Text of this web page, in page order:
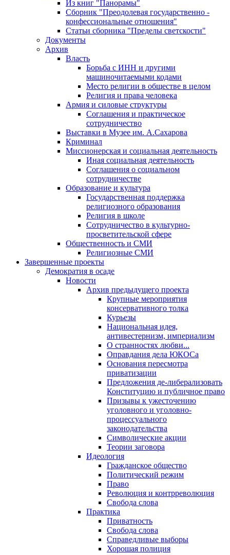
Из книг "Панорамы"
Сборник "Преодолевая государственно -
конфессиональные отношения"
Статьи сборника "Пределы светскости"
Документы
Архив
Власть
Борьба с ИНН и другими
машиночитаемыми кодами
Место религии в обществе в целом
Религия и права человека
Армия и силовые структуры
Соглашения и практическое
сотрудничество
Выставки в Музее им. А.Сахарова
Криминал
Миссионерская и социальная деятельность
Иная социальная деятельность
Соглашения о социальном
сотрудничестве
Образование и культура
Государственная поддержка
религиозного образования
Религия в школе
Сотрудничество в культурно-
просветительской сфере
Общественность и СМИ
Религиозные СМИ
Завершенные проекты
Демократия в осаде
Новости
Архив предыдущего проекта
Крупные мероприятия
консервативного толка
Курьезы
Национальная идея,
антивестернизм, империализм
О странностях любви...
Оправдания дела ЮКОСа
Основания пересмотра
приватизации
Предложения де-либерализовать
Конституцию и публичное право
Призывы к ужесточению
уголовного и уголовно-
процессуального
законодательства
Символические акции
Теории заговора
Идеология
Гражданское общество
Политический режим
Право
Революция и контрреволюция
Свобода слова
Практика
Приватность
Свобода слова
Справедливые выборы
Хорошая полиция